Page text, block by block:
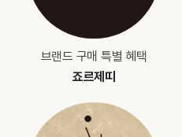
브랜드 구매 특별 혜택
죠르제띠